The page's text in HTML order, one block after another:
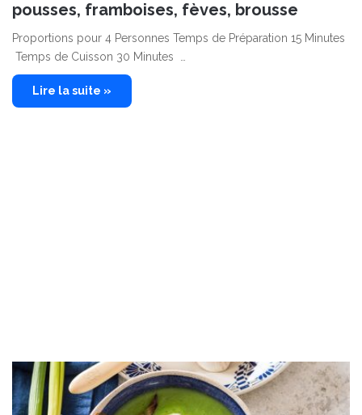
pousses, framboises, fèves, brousse
Proportions pour 4 Personnes Temps de Préparation 15 Minutes
Temps de Cuisson 30 Minutes …
Lire la suite »